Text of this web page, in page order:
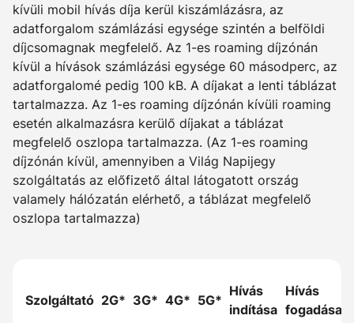
kívüli mobil hívás díja kerül kiszámlázásra, az
adatforgalom számlázási egysége szintén a belföldi
díjcsomagnak megfelelő. Az 1-es roaming díjzónán
kívül a hívások számlázási egysége 60 másodperc, az
adatforgalomé pedig 100 kB. A díjakat a lenti táblázat
tartalmazza. Az 1-es roaming díjzónán kívüli roaming
esetén alkalmazásra kerülő díjakat a táblázat
megfelelő oszlopa tartalmazza. (Az 1-es roaming
díjzónán kívül, amennyiben a Világ Napijegy
szolgáltatás az előfizető által látogatott ország
valamely hálózatán elérhető, a táblázat megfelelő
oszlopa tartalmazza)
Szolgáltató 2G* 3G* 4G* 5G*
Hívás
indítása
Hívás
fogadása